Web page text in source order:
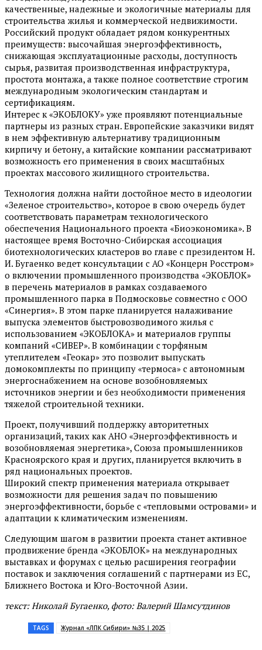
качественные, надежные и экологичные материалы для
строительства жилья и коммерческой недвижимости.
Российский продукт обладает рядом конкурентных
преимуществ: высочайшая энергоэффективность,
снижающая эксплуатационные расходы, доступность
сырья, развитая производственная инфраструктура,
простота монтажа, а также полное соответствие строгим
международным экологическим стандартам и
сертификациям.
Интерес к «ЭКОБЛОКУ» уже проявляют потенциальные
партнеры из разных стран. Европейские заказчики видят
в нем эффективную альтернативу традиционным
кирпичу и бетону, а китайские компании рассматривают
возможность его применения в своих масштабных
проектах массового жилищного строительства.
Технология должна найти достойное место в идеологии
«Зеленое строительство», которое в свою очередь будет
соответствовать параметрам технологического
обеспечения Национального проекта «Биоэкономика». В
настоящее время Восточно-Сибирская ассоциация
биотехнологических кластеров во главе с президентом Н.
И. Бугаенко ведет консультации с АО «Концерн Росстром»
о включении промышленного производства «ЭКОБЛОК»
в перечень материалов в рамках создаваемого
промышленного парка в Подмосковье совместно с ООО
«Синергия». В этом парке планируется налаживание
выпуска элементов быстровозводимого жилья с
использованием «ЭКОБЛОКА» и материалов группы
компаний «СИВЕР». В комбинации с торфяным
утеплителем «Геокар» это позволит выпускать
домокомплекты по принципу «термоса» с автономным
энергоснабжением на основе возобновляемых
источников энергии и без необходимости применения
тяжелой строительной техники.
Проект, получивший поддержку авторитетных
организаций, таких как АНО «Энергоэффективность и
возобновляемая энергетика», Союза промышленников
Красноярского края и других, планируется включить в
ряд национальных проектов.
Широкий спектр применения материала открывает
возможности для решения задач по повышению
энергоэффективности, борьбе с «тепловыми островами» и
адаптации к климатическим изменениям.
Следующим шагом в развитии проекта станет активное
продвижение бренда «ЭКОБЛОК» на международных
выставках и форумах с целью расширения географии
поставок и заключения соглашений с партнерами из ЕС,
Ближнего Востока и Юго-Восточной Азии.
текст: Николай Бугаенко, фото: Валерий Шамсутдинов
TAGS Журнал «ЛПК Сибири» №35 | 2025